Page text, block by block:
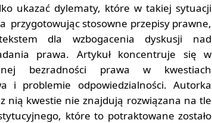
ukazać dylematy, które w takiej sytuacji
przygotowując stosowne przepisy prawne,
dla wzbogacenia dyskusji nad
prawa. Artykuł koncentruje się w
bezradności prawa w kwestiach
i problemie odpowiedzialności. Autorka
nią kwestie nie znajdują rozwiązana na tle
które to potraktowane zostało